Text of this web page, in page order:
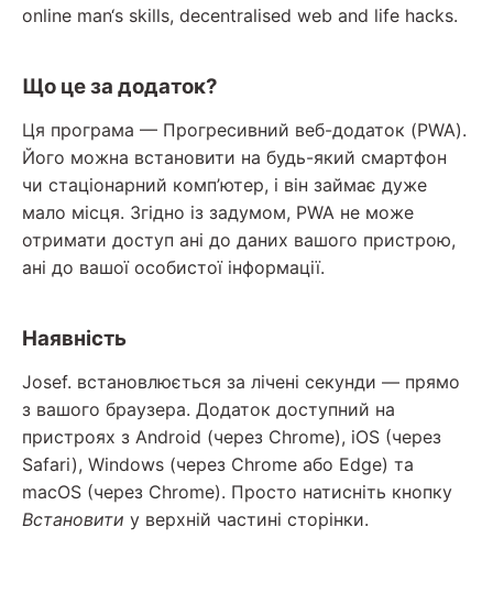
online man‘s skills, decentralised web and life hacks.
Що це за додаток?
Ця програма — Прогресивний веб-додаток (PWA).
Його можна встановити на будь-який смартфон
чи стаціонарний комп’ютер, і він займає дуже
мало місця. Згідно із задумом, PWA не може
отримати доступ ані до даних вашого пристрою,
ані до вашої особистої інформації.
Наявність
Josef. встановлюється за лічені секунди — прямо
з вашого браузера. Додаток доступний на
пристроях з Android (через Chrome), iOS (через
Safari), Windows (через Chrome або Edge) та
macOS (через Chrome). Просто натисніть кнопку
Встановити у верхній частині сторінки.